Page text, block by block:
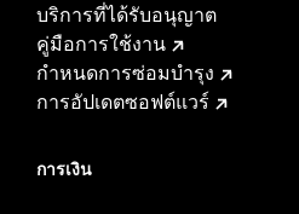
บริการที่ได้รับอนุญาต
คู่มือการใช้งาน
กำหนดการซ่อมบำรุง
การอัปเดตซอฟต์แวร์
การเงิน